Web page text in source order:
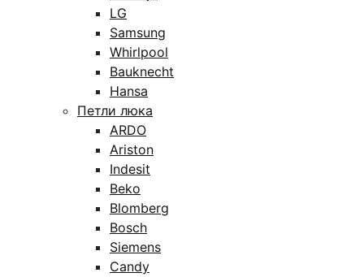
LG
Samsung
Whirlpool
Bauknecht
Hansa
Петли люка
ARDO
Ariston
Indesit
Beko
Blomberg
Bosch
Siemens
Candy